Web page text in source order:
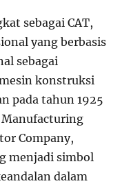
sebagai CAT,
yang berbasis
sebagai
konstruksi
pada tahun 1925
Company,
menjadi simbol
dalam